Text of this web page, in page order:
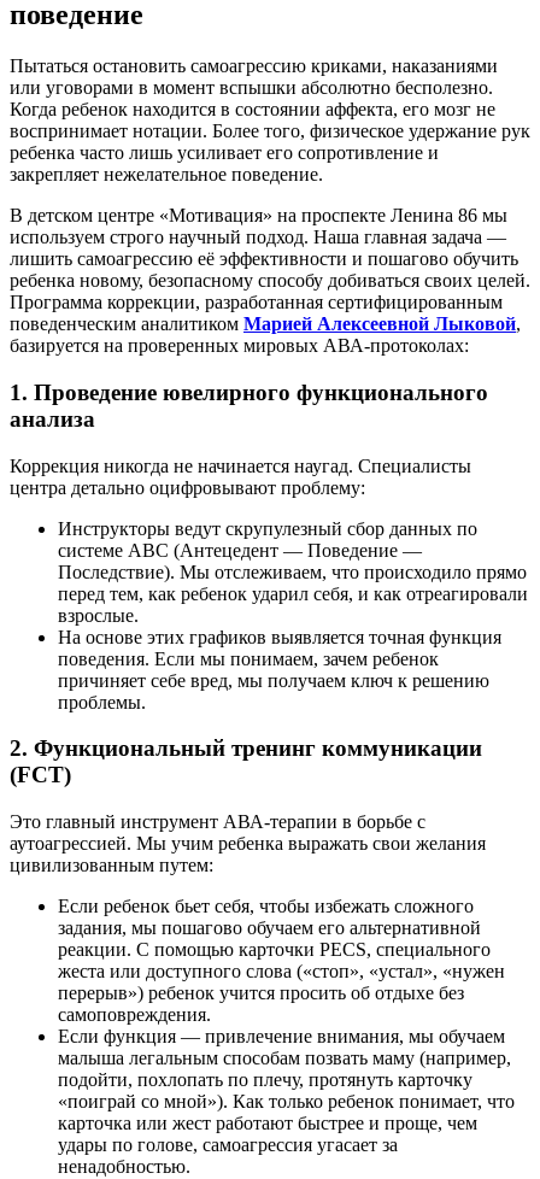
поведение
Пытаться остановить самоагрессию криками, наказаниями
или уговорами в момент вспышки абсолютно бесполезно.
Когда ребенок находится в состоянии аффекта, его мозг не
воспринимает нотации. Более того, физическое удержание рук
ребенка часто лишь усиливает его сопротивление и
закрепляет нежелательное поведение.
В детском центре «Мотивация» на проспекте Ленина 86 мы
используем строго научный подход. Наша главная задача —
лишить самоагрессию её эффективности и пошагово обучить
ребенка новому, безопасному способу добиваться своих целей.
Программа коррекции, разработанная сертифицированным
поведенческим аналитиком Марией Алексеевной Лыковой,
базируется на проверенных мировых АВА-протоколах:
1. Проведение ювелирного функционального
анализа
Коррекция никогда не начинается наугад. Специалисты
центра детально оцифровывают проблему:
Инструкторы ведут скрупулезный сбор данных по
системе ABC (Антецедент — Поведение —
Последствие). Мы отслеживаем, что происходило прямо
перед тем, как ребенок ударил себя, и как отреагировали
взрослые.
На основе этих графиков выявляется точная функция
поведения. Если мы понимаем, зачем ребенок
причиняет себе вред, мы получаем ключ к решению
проблемы.
2. Функциональный тренинг коммуникации
(FCT)
Это главный инструмент АВА-терапии в борьбе с
аутоагрессией. Мы учим ребенка выражать свои желания
цивилизованным путем:
Если ребенок бьет себя, чтобы избежать сложного
задания, мы пошагово обучаем его альтернативной
реакции. С помощью карточки PECS, специального
жеста или доступного слова («стоп», «устал», «нужен
перерыв») ребенок учится просить об отдыхе без
самоповреждения.
Если функция — привлечение внимания, мы обучаем
малыша легальным способам позвать маму (например,
подойти, похлопать по плечу, протянуть карточку
«поиграй со мной»). Как только ребенок понимает, что
карточка или жест работают быстрее и проще, чем
удары по голове, самоагрессия угасает за
ненадобностью.